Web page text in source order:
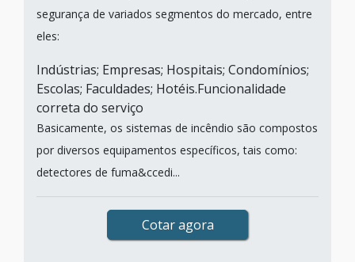
segurança de variados segmentos do mercado, entre
eles:
Indústrias; Empresas; Hospitais; Condomínios;
Escolas; Faculdades; Hotéis.Funcionalidade
correta do serviço
Basicamente, os sistemas de incêndio são compostos
por diversos equipamentos específicos, tais como:
detectores de fuma&ccedi...
Cotar agora